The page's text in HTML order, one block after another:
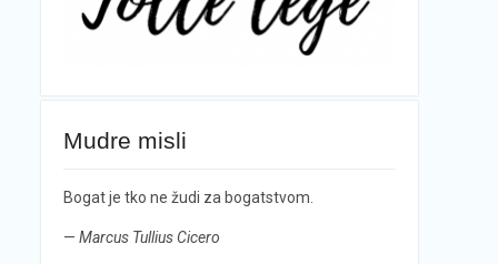
Mudre misli
Bogat je tko ne žudi za bogatstvom.
— Marcus Tullius Cicero